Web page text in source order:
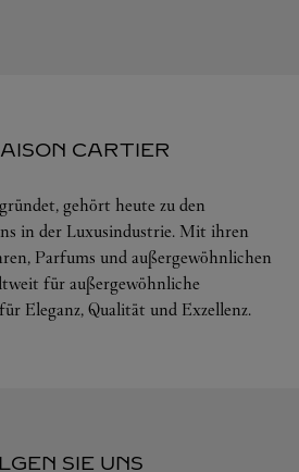
CARTIER
gehört heute zu den
in der Luxusindustrie. Mit ihren
Parfums und außergewöhnlichen
für außergewöhnliche
Eleganz, Qualität und Exzellenz.
SIE UNS